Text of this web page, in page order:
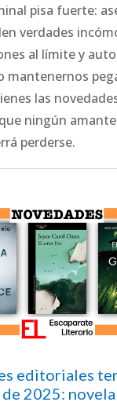
pisa fuerte:
verdades
al límite y
mantenernos
las
ningún
perderse.
editoriales
2025: novela